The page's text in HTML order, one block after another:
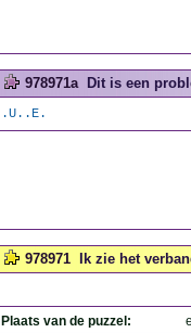
978971a Dit is een
.U..E.
978971 Ik zie het
Plaats van de puzzel: